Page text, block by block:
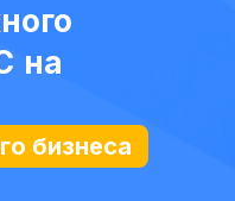
на
бизнеса